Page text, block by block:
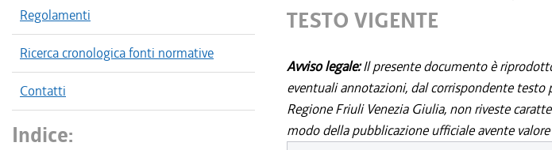
Regolamenti
Ricerca cronologica fonti normative
Contatti
Indice:
TESTO VIGENTE
Avviso legale:Il presente documento è
eventuali annotazioni, dal corrispondente
Regione Friuli Venezia Giulia, non riveste
modo della pubblicazione ufficiale avente valore